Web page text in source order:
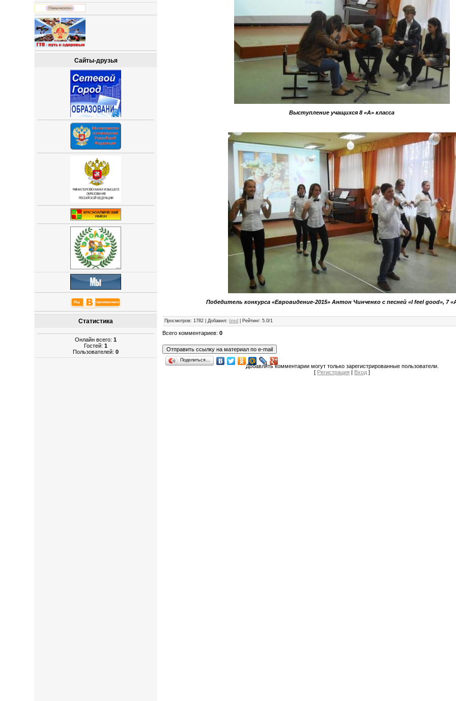
Сайты-друзья
Статистика
Онлайн всего:1
Гостей:1
Пользователей:0
Выступление учащихся 8 «А» класса
Победитель конкурса «Евровидение-2015» Антон Чинченко с песней «I feel good», 7
Просмотров: 1782 | Добавил:tired Рейтинг:5.0/1
Всего комментариев:0
Поделиться…
Добавлять комментарии могут только зарегистрированные пользователи.
[ Регистрация | Вход ]